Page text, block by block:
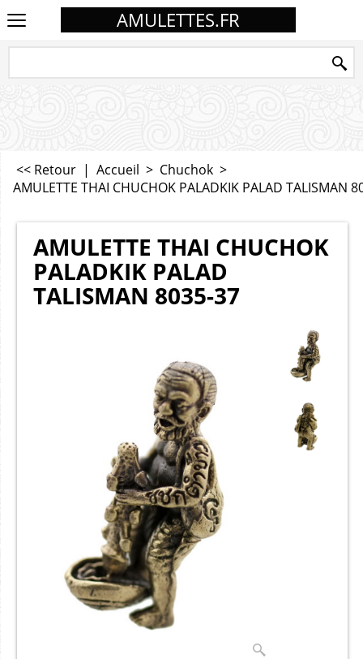
AMULETTES.FR
<< Retour | Accueil > Chuchok >
AMULETTE THAI CHUCHOK PALADKIK PALAD TALISMAN
AMULETTE THAI CHUCHOK
PALADKIK PALAD
TALISMAN 8035-37